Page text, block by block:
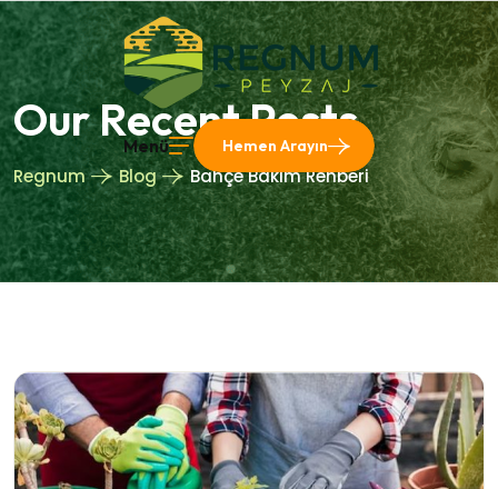
Menü Hemen Arayın
Our Recent Posts
Regnum Blog Bahçe Bakım Rehberi